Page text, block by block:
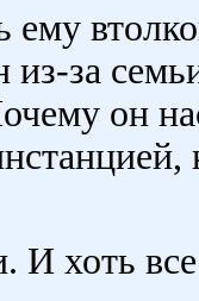
за
он
хоть все